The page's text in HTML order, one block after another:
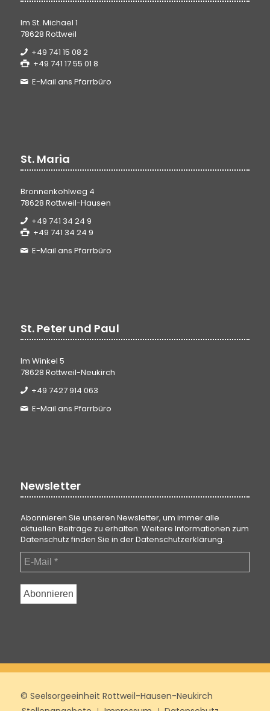
Im St. Michael 1
78628 Rottweil
+49 741 15 08 2
+49 741 17 55 01 8
E-Mail ans Pfarrbüro
St. Maria
Bronnenkohlweg 4
78628 Rottweil-Hausen
+49 741 34 24 9
+49 741 34 24 9
E-Mail ans Pfarrbüro
St. Peter und Paul
Im Winkel 5
78628 Rottweil-Neukirch
+49 7427 914 063
E-Mail ans Pfarrbüro
Newsletter
Abonnieren Sie unseren Newsletter, um immer alle
aktuellen Beiträge zu erhalten. Weitere Informationen zum
Datenschutz finden Sie in derDatenschutzerklärung.
© Seelsorgeeinheit Rottweil-Hausen-Neukirch